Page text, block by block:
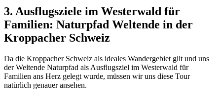
3. Ausflugsziele im Westerwald für
Familien: Naturpfad Weltende in der
Kroppacher Schweiz
Da die Kroppacher Schweiz als ideales Wandergebiet gilt und uns
der Weltende Naturpfad als Ausflugsziel im Westerwald für
Familien ans Herz gelegt wurde, müssen wir uns diese Tour
natürlich genauer ansehen.